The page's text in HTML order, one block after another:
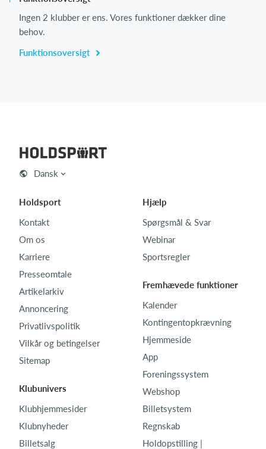
Ingen 2 klubber er ens. Vores funktioner dækker dine
behov.
Funktionsoversigt
Dansk
Holdsport
Kontakt
Om os
Karriere
Presseomtale
Artikelarkiv
Annoncering
Privatlivspolitik
Vilkår og betingelser
Sitemap
Klubunivers
Klubhjemmesider
Klubnyheder
Billetsalg
Hjælp
Spørgsmål & Svar
Webinar
Sportsregler
Fremhævede funktioner
Kalender
Kontingentopkrævning
Hjemmeside
App
Foreningssystem
Webshop
Billetsystem
Regnskab
Holdopstilling |